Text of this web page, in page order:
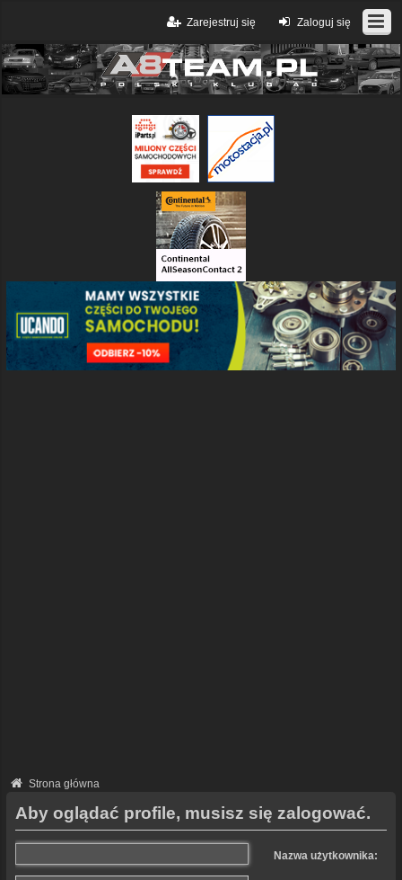
Zaloguj się
Zarejestruj się
Strona główna
Aby oglądać profile, musisz się zalogować.
Nazwa użytkownika: